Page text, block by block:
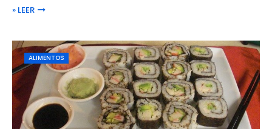
» LEER
ALIMENTOS